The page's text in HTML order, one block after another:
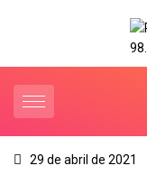
29 de abril de 2021